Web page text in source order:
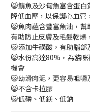
😺鯖魚及沙甸魚富含蛋
降低血壓，以保護心血
😺魚肉蘊含豐富魚油，幫
有助防止皮膚及毛髮乾燥
😺添加牛磺酸，有助腦部
😺水份高達80%，為貓
機會
😺幼滑肉泥，更容易咀嚼
😺不含卡拉膠
😺低磷、低鎂、低鈉